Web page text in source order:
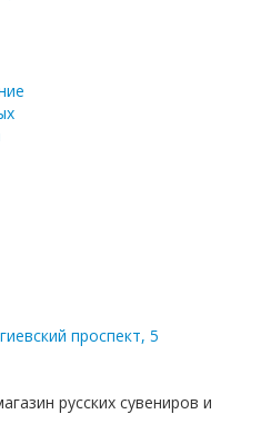
проспект, 5
русских сувениров и